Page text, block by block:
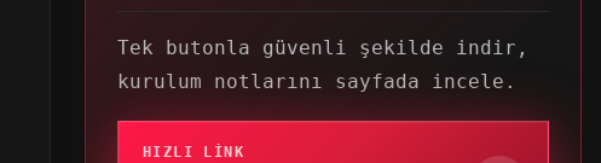
Tek butonla güvenli şekilde indir,
kurulum notlarını sayfada incele.
HIZLI LINK